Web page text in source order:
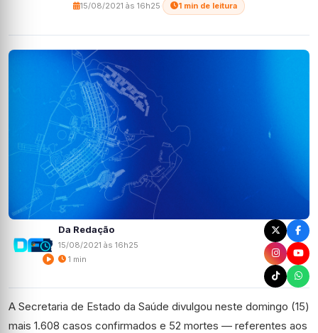
15/08/2021 às 16h25 1 min de leitura
Da Redação
15/08/2021 às 16h25
1 min
A Secretaria de Estado da Saúde divulgou neste domingo (15)
mais 1.608 casos confirmados e 52 mortes — referentes aos